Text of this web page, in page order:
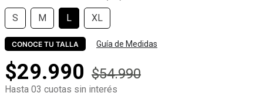
S M L XL
CONOCE TU TALLA Guía de Medidas
$29.990 $54.990
Hasta 03 cuotas sin interés